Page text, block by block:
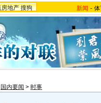
房地产 搜狗 新闻 -
国内要闻 > 时事